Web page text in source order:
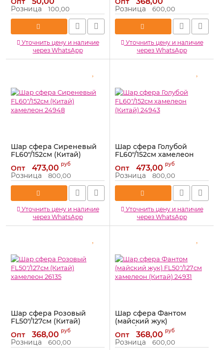
Артикул: 24927
Розница 100,00
Уточнить цену и наличие
через WhatsApp
Артикул: 24952
Розница 600,00
Уточнить цену и наличие
через WhatsApp
Шар сфера Сиреневый
FL60"/152см (Китай)
хамелеон 24948
Артикул: 24948
Опт 473,00 руб
Розница 800,00
Уточнить цену и наличие
через WhatsApp
Шар сфера Голубой
FL60"/152см хамелеон
Артикул: 24943
Опт 473,00 руб
Розница 800,00
Уточнить цену и наличие
через WhatsApp
Шар сфера Розовый
FL50"/127см (Китай)
хамелеон 26135
Артикул: 26135
Опт 368,00 руб
Розница 600,00
Шар сфера Фантом
(майский жук)
FL50"/127см хамелеон
(Китай) 24931
Артикул: 24931
Опт 368,00 руб
Розница 600,00